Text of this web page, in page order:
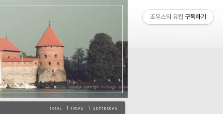
초유스의 유럽 구독하기